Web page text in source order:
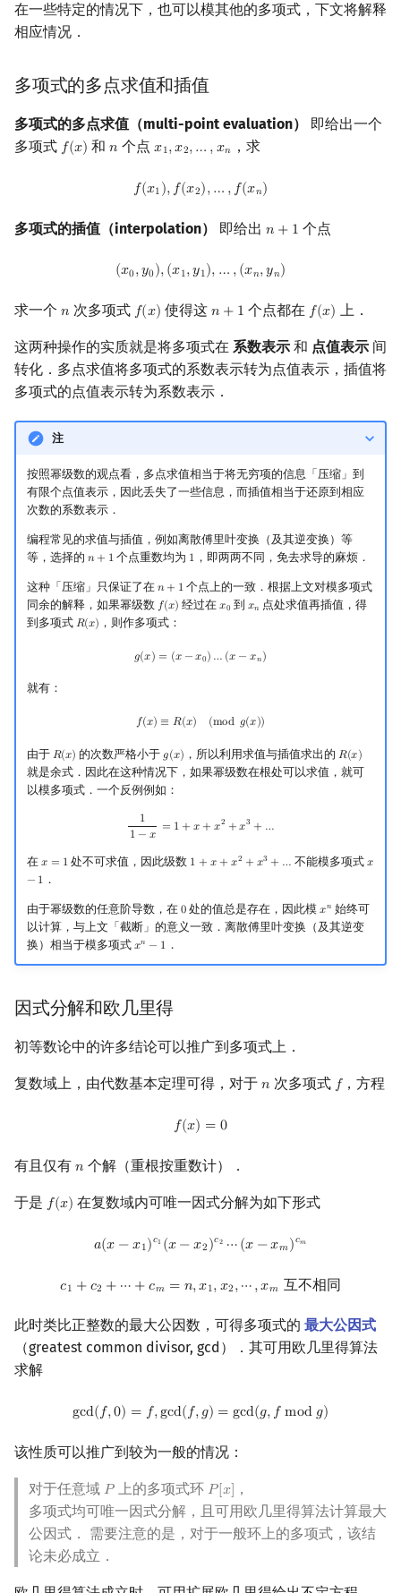
在一些特定的情况下，也可以模其他的多项式，下文将解释
相应情况．
多项式的多点求值和插值
多项式的多点求值（multi-point evaluation）
即给出一个
多项式 𝑓(𝑥)
f(x) 和𝑛
n 个点 𝑥1,𝑥2,… ,𝑥𝑛
x1,x2,…,x n ，求
𝑓(𝑥1),𝑓(𝑥2),… ,𝑓(𝑥𝑛)
f(x1 ,f(x2) xn)
多项式的插值（interpolation） 即给出 𝑛 + 1
n +1 个点
(𝑥0,𝑦0),(𝑥1,𝑦1), … ,(𝑥𝑛,𝑦𝑛)
( 0,y0 ),(x ,y1) xn, n)
求一个 𝑛
n 次多项式 𝑓(𝑥)
f(x) 使得这 𝑛 + 1
n +1 个点都在 𝑓(𝑥)
f(x) 上．
这两种操作的实质就是将多项式在 系数表示 和 点值表示 间
转化．多点求值将多项式的系数表示转为点值表示，插值将
多项式的点值表示转为系数表示．
注
按照幂级数的观点看，多点求值相当于将无穷项的信息「压缩」到
有限个点值表示，因此丢失了一些信息，而插值相当于还原到相应
次数的系数表示．
编程常见的求值与插值，例如离散傅里叶变换（及其逆变换）等
等，选择的 𝑛+ 1
n+1 个点重数均为 1
1 ，即两两不同，免去求导的麻烦．
这种「压缩」只保证了在 𝑛+ 1
n+1
个点上的一致．根据上文对模多项式
同余的解释，如果幂级数 𝑓(𝑥)
f(x) 经过在 𝑥0
x0 到 𝑥𝑛
xn 点处求值再插值，得
到多项式 𝑅(𝑥)
R(x) ，则作多项式：
𝑔(𝑥) = (𝑥 −𝑥0) … (𝑥 − 𝑥𝑛)
g(x )=( x0 )… −x
就有：
𝑓(𝑥) ≡ 𝑅(𝑥) (mod 𝑔(𝑥))
f (x) ≡R(x) modg( ))
由于 𝑅(𝑥)
R(x) 的次数严格小于 𝑔(𝑥)
g(x) ，所以利用求值与插值求出的 𝑅(𝑥)
R(x)
就是余式．因此在这种情况下，如果幂级数在根处可以求值，就可
以模多项式．一个反例例如：
1
1 − 𝑥 = 1 + 𝑥 + 𝑥2 +𝑥3 + …
x x
在 𝑥 = 1
x= 1 处不可求值，因此级数 1 + 𝑥 + 𝑥2 + 𝑥3 + …
1 +x+x 2+ x3+ … 不能模多项式 𝑥
− 1
x−
．
由于幂级数的任意阶导数，在 0
0处的值总是存在，因此模 𝑥𝑛
xn 始终可
以计算，与上文「截断」的意义一致．离散傅里叶变换（及其逆变
换）相当于模多项式 𝑥𝑛 − 1
xn −1 ．
因式分解和欧几里得
初等数论中的许多结论可以推广到多项式上．
复数域上，由代数基本定理可得，对于 𝑛
n 次多项式 𝑓
f ，方程
𝑓(𝑥) = 0
f(x) =0
有且仅有 𝑛
n 个解（重根按重数计）．
于是 𝑓(𝑥)
f(x) 在复数域内可唯一因式分解为如下形式
𝑎(𝑥 −𝑥1)𝑐1 (𝑥−𝑥2)𝑐2 ⋯(𝑥 −𝑥𝑚)𝑐𝑚
a (x−x1)c1(x −x 2)c2⋯(x−x m)c m
𝑐1 +𝑐2 + ⋯ +𝑐𝑚 = 𝑛,𝑥1,𝑥2,⋯,𝑥𝑚 互不相同
1+ c2 ⋯+ cm =n ,x ,x2 ⋯ 互不相同
此时类比正整数的最大公因数，可得多项式的 最大公因式
（greatest common divisor, gcd）．其可用欧几里得算法
求解
gcd(𝑓,0) = 𝑓,gcd(𝑓,𝑔) = gcd(𝑔,𝑓 mod𝑔)
gcd( f,0 = ,gcd(f, g)= gcd(g,fmodg)
该性质可以推广到较为一般的情况：
对于任意域 𝑃
P 上的多项式环 𝑃[𝑥]
P[x] ，
多项式均可唯一因式分解，且可用欧几里得算法计算最大
公因式． 需要注意的是，对于一般环上的多项式，该结
论未必成立．